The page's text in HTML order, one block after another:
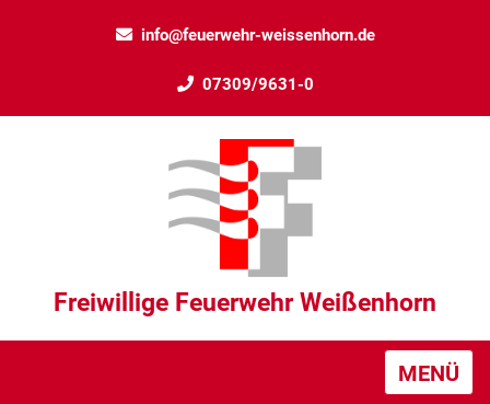
info@feuerwehr-weissenhorn.de
07309/9631-0
Freiwillige Feuerwehr Weißenhorn
MENÜ